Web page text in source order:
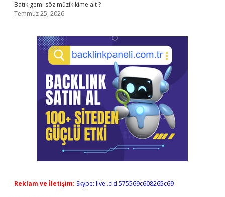
Batık gemi söz müzik kime ait ?
Temmuz 25, 2026
Reklam ve İletişim: Skype: live:.cid.575569c608265c69